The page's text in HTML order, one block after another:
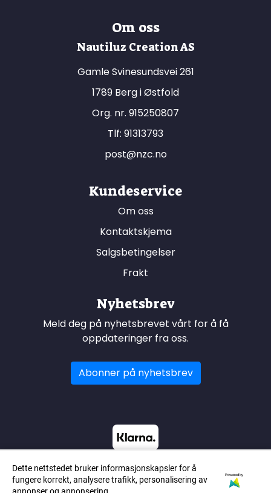
Om oss
Nautiluz Creation AS
Gamle Svinesundsvei 261
1789 Berg i Østfold
Org. nr. 915250807
Tlf: 91313793
post@nzc.no
Kundeservice
Om oss
Kontaktskjema
Salgsbetingelser
Frakt
Nyhetsbrev
Meld deg på nyhetsbrevet vårt for å få
oppdateringer fra oss.
Abonner på nyhetsbrev
Dette nettstedet bruker informasjonskapsler for å
fungere korrekt, analysere trafikk, personalisering av
Powered by